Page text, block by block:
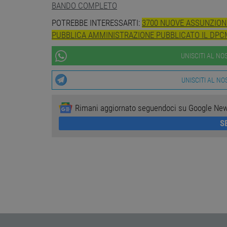
BANDO COMPLETO
POTREBBE INTERESSARTI: 3700 NUOVE
PUBBLICA AMMINISTRAZIONE PUBBLICATO IL
UNISCITI AL
UNISCITI AL
Rimani aggiornato seguendoci su Google
I cookie strettamente
web non può essere
PHPSESSID